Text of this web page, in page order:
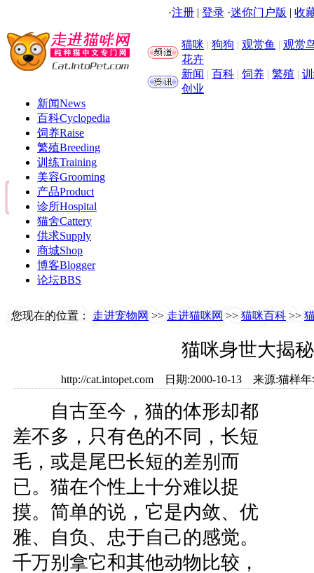
·注册 | 登录 ·迷你门户版 | 收
猫咪 | 狗狗 | 观赏鱼 | 观赏
花卉
新闻 | 百科 | 饲养 | 繁殖 |
创业
新闻News
百科Cyclopedia
饲养Raise
繁殖Breeding
训练Training
美容Grooming
产品Product
诊所Hospital
猫舍Cattery
供求Supply
商城Shop
博客Blogger
论坛BBS
您现在的位置： 走进宠物网 >> 走进猫咪网 >> 猫咪百科 >>
猫咪身世大揭秘
http://cat.intopet.com 日期:2000-10-13 来源:猫
自古至今，猫的体形却都
差不多，只有色的不同，长短
毛，或是尾巴长短的差别而
已。猫在个性上十分难以捉
摸。简单的说，它是内敛、优
雅、自负、忠于自己的感觉。
千万别拿它和其他动物比较，